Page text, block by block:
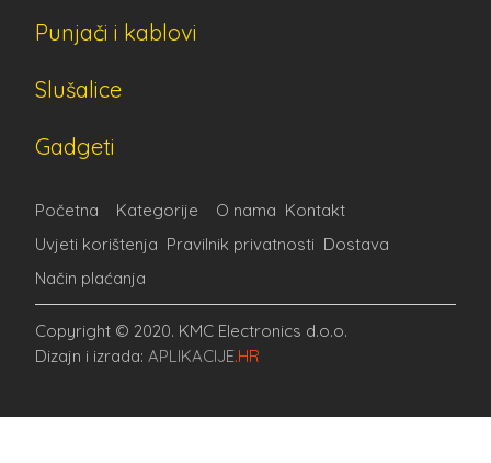
Punjači i kablovi
Slušalice
Gadgeti
Početna Kategorije O nama Kontakt
Uvjeti korištenja Pravilnik privatnosti Dostava
Način plaćanja
Copyright © 2020. KMC Electronics d.o.o.
Dizajn i izrada: APLIKACIJE.HR